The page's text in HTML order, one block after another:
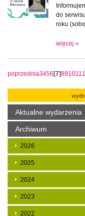
do
roku
więcej »
poprzednia3456[7]891011
Aktualne wydarzenia
Archiwum
2026
2025
2024
2023
2022